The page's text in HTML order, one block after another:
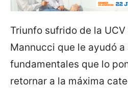
Triunfo sufrido de la
Mannucci que le ayudó
fundamentales que lo
retornar a la máxima